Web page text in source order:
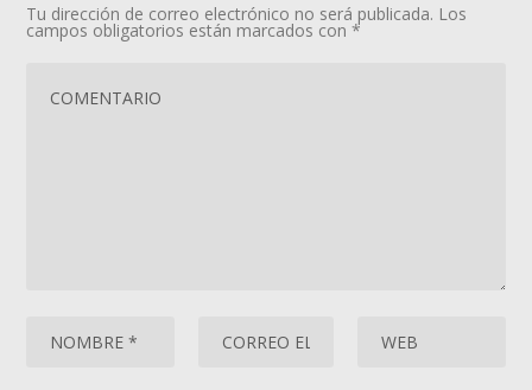
Tu dirección de correo electrónico no será publicada. Los
campos obligatorios están marcados con*